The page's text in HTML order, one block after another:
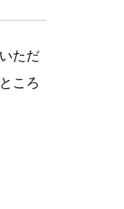
ただ
ころ